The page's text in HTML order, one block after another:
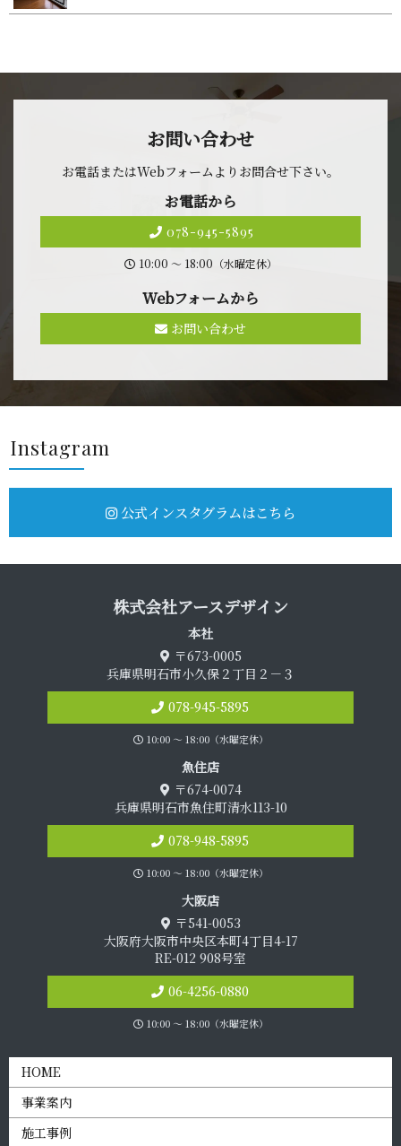
お問 い 合 わ せ
お電話またはWebフォームよりお問合せ 下 さ い 。
お 電 話 か ら
078-945-5895
10:00 〜 18:00（水曜定休）
Webフォ ー ム か ら
お問い合わせ
Insta g r a m
公式インスタグラムはこちら
株式会社アース デ ザ イ ン
本 社
〒673-0005
兵庫県明石市小久保２丁目２－３
078-945-5895
10:00 〜 18:00（水曜定休）
魚 住 店
〒674-0074
兵庫県明石市魚住町清水113-10
078-948-5895
10:00 〜 18:00（水曜定休）
大 阪 店
〒541-0053
大阪府大阪市中央区本町4丁目4-17
RE-012 908号室
06-4256-0880
10:00 〜 18:00（水曜定休）
HOME
事業案内
施工事例